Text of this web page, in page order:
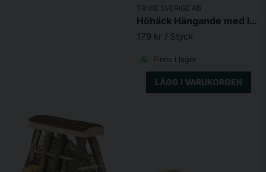
TRIXIE SVERIGE AB
Höhäck Hängande med lock, metall, 21 cm
179 kr / Styck
Finns i lager
LÄGG I VARUKORGEN